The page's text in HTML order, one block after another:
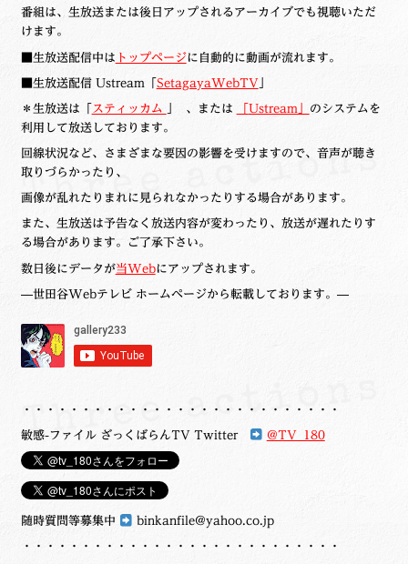
番組は、生放送または後日アップされるアーカイブでも視聴いただ
けます。
■生放送配信中は トップページに自動的に動画が流れます。
■生放送配信 Ustream「SetagayaWebTV」
＊生放送は「 スティッカム 」 、または Ustream」 のシステムを
利用して放送しております。
回線状況など、さまざまな要因の影響を受けますので、音声が聴き
取りづらかったり、
画像が乱れたりまれに見られなかったりする場合があります。
また、生放送は予告なく放送内容が変わったり、放送が遅れたりす
る場合があります。ご了承下さい。
数日後にデータが当Webにアップされます。
—世田谷Webテレビ ホームページから転載しております。—
・・・・・・・・・・・・・・・・・・・・・・・・・・・
敏感-ファイル ざっくばらんTV Twitter @TV_180
随時質問等募集中 binkanfile@yahoo.co.jp
・・・・・・・・・・・・・・・・・・・・・・・・・・・